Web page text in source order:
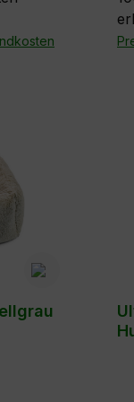
115 x
in